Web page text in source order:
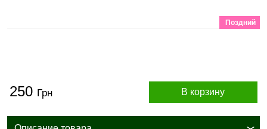
Поздний
250 Грн В корзину